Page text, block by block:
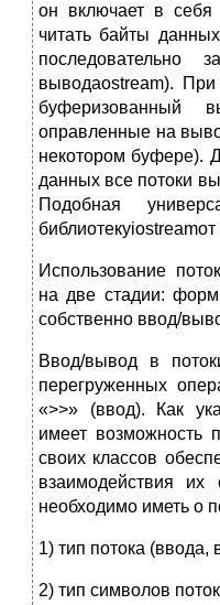
он включает в себя
читать байты
последовательно
выводаostream). При
буферизованный
оправленные на
некотором буфере).
данных все потоки
Подобная
Использование
на две стадии:
собственно ввод/
Ввод/вывод в
перегруженных
«>>» (ввод). Как
имеет возможность
своих классов
взаимодействия
необходимо иметь о
1) тип потока
2) тип символов